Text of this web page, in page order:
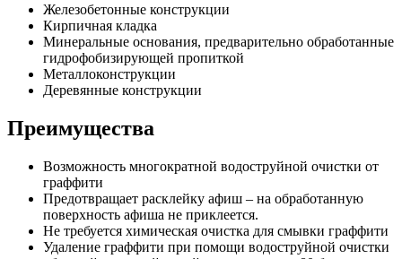
Железобетонные конструкции
Кирпичная кладка
Минеральные основания, предварительно обработанные
гидрофобизирующей пропиткой
Металлоконструкции
Деревянные конструкции
Преимущества
Возможность многократной водоструйной очистки от
граффити
Предотвращает расклейку афиш – на обработанную
поверхность афиша не приклеется.
Не требуется химическая очистка для смывки граффити
Удаление граффити при помощи водоструйной очистки